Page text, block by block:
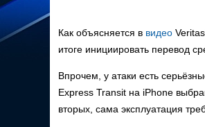
Как объясняется в видео
итоге инициировать перевод
Впрочем, у атаки есть
Express Transit на iPhone
вторых, сама эксплуатация